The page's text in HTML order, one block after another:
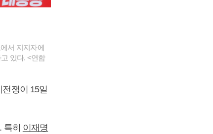
서 지지자에
있다. <연합
쟁이 15일
특히 이재명